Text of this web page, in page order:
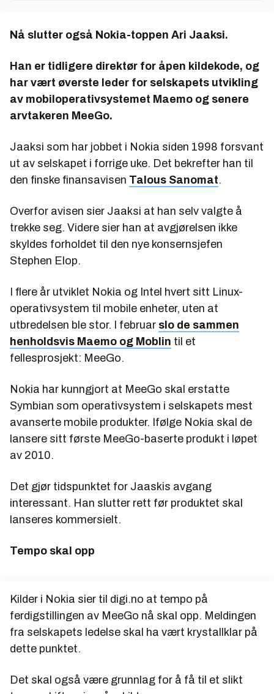
Nå slutter også Nokia-toppen Ari Jaaksi.
Han er tidligere direktør for åpen kildekode, og
har vært øverste leder for selskapets utvikling
av mobiloperativsystemet Maemo og senere
arvtakeren MeeGo.
Jaaksi som har jobbet i Nokia siden 1998 forsvant
ut av selskapet i forrige uke. Det bekrefter han til
den finske finansavisen Talous Sanomat.
Overfor avisen sier Jaaksi at han selv valgte å
trekke seg. Videre sier han at avgjørelsen ikke
skyldes forholdet til den nye konsernsjefen
Stephen Elop.
I flere år utviklet Nokia og Intel hvert sitt Linux-
operativsystem til mobile enheter, uten at
utbredelsen ble stor. I februar slo de sammen
henholdsvis Maemo og Moblin til et
fellesprosjekt: MeeGo.
Nokia har kunngjort at MeeGo skal erstatte
Symbian som operativsystem i selskapets mest
avanserte mobile produkter. Ifølge Nokia skal de
lansere sitt første MeeGo-baserte produkt i løpet
av 2010.
Det gjør tidspunktet for Jaaskis avgang
interessant. Han slutter rett før produktet skal
lanseres kommersielt.
Tempo skal opp
Kilder i Nokia sier til digi.no at tempo på
ferdigstillingen av MeeGo nå skal opp. Meldingen
fra selskapets ledelse skal ha vært krystallklar på
dette punktet.
Det skal også være grunnlag for å få til et slikt